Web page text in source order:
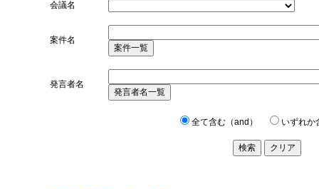
会議名
案件名
発言者名
全て含む（and） いずれか